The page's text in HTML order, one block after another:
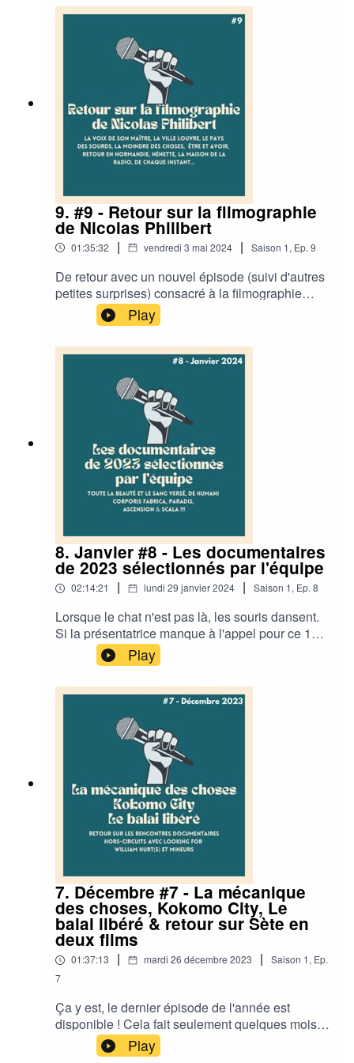
avec le cinéaste pour évoquer son cinéma et son
regard sur le monde.Bonne écoute ! ·
CHAPITRAGE ·A venir.· RETROUVEZ
L'ÉQUIPE DE DOCUMENTONS ·Documentons :
Twitter / InstagramMargaux : Twitter
/InstagramThierry : TwitterSilas : TwitterSébastien
: TwitterElie : Twitter / InstagramCharlotte :
TwitterLéa :
9. #9 - Retour sur la filmographie
de Nicolas Philibert
01:35:32 | vendredi 3 mai 2024 | Saison 1, Ep. 9
De retour avec un nouvel épisode (suivi d'autres
petites surprises) consacré à la filmographie
passionnante de Nicolas Philibert avant
d'aborder son dernier triptyque (composé de Sur
l'Adamant, Averroés & Rosa Parks et La
machine à écrire). On en profite également pour
accueillir deux nouvelles voix féminines !·
CHAPITRAGE ·00:03:50 : L'écoute et
l'importance de la parole des autres00:32:30 : Le
lieu comme microcosme00:52:42 : Le temps qui
passe· RETROUVEZ L'ÉQUIPE DE
DOCUMENTONS ·Documentons : Twitter /
InstagramMargaux : Twitter /InstagramThierry :
TwitterSilas : TwitterSébastien : TwitterElie :
Twitter / InstagramCharlotte : TwitterLéa :
Play
8. Janvier #8 - Les documentaires
de 2023 sélectionnés par l'équipe
02:14:21 | lundi 29 janvier 2024 | Saison 1, Ep. 8
Lorsque le chat n'est pas là, les souris dansent.
Si la présentatrice manque à l'appel pour ce 1er
épisode de l'année, on peut toujours compter sur
le reste de l'équipe pour revenir sur une sélection
de documentaires sortis durant l'année
2023.Bonne écoute !· CHAPITRAGE ·00:02:52 :
Toute la beauté et le sang versé de Laura
Poitras00:28:32 : De Humani Corporis Fabrica
de Lucien Castaing-Taylor et Verena
Paravel00:50:58 : Paradis d'Alexander
Abaturov01:11:15 : Ascension de Jessica
Kingdon01:39:36 : Scala !!! de Jane Giles et Ali
Catterall· RETROUVEZ L'ÉQUIPE DE
DOCUMENTONS ·Documentons : Twitter /
InstagramMargaux : Twitter /InstagramThierry :
Twitter / Instagram
Play
7. Décembre #7 - La mécanique
des choses, Kokomo City, Le
balai libéré & retour sur Sète en
deux films
01:37:13 | mardi 26 décembre 2023 | Saison 1, Ep.
7
Ça y est, le dernier épisode de l'année est
disponible ! Cela fait seulement quelques mois
qu'on a lancé ce podcast et on a déjà hâte de
vous proposer de belles choses durant toute
Play